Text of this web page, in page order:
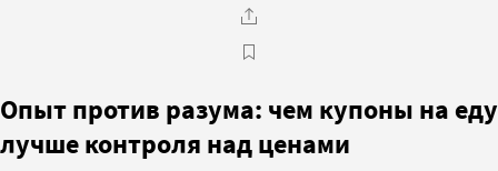
Опыт против разума: чем купоны на еду
лучше контроля над ценами